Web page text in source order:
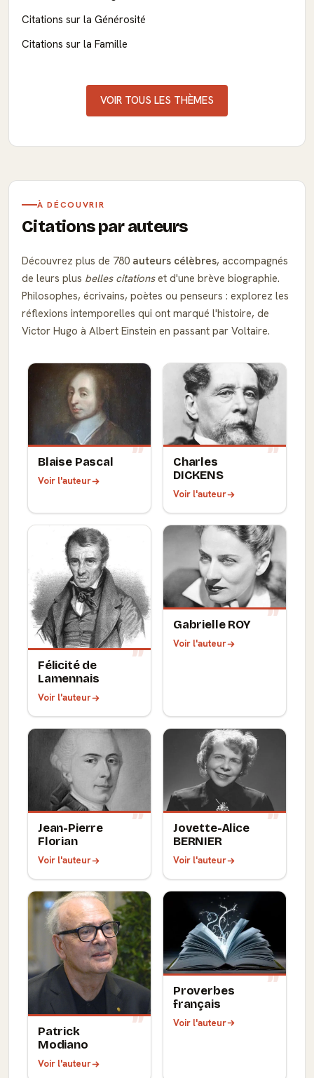
Citations sur la Générosité
Citations sur la Famille
VOIR TOUS LES THÈMES
À DÉCOUVRIR
Citations par auteurs
Découvrez plus de 780 auteurs célèbres, accompagnés
de leurs plus belles citationset d'une brève biographie.
Philosophes, écrivains, poètes ou penseurs : explorez les
réflexions intemporelles qui ont marqué l'histoire, de
Victor Hugo à Albert Einstein en passant par Voltaire.
Blaise Pascal
Voir l'auteur
Charles
DICKENS
Voir l'auteur
Félicité de
Lamennais
Voir l'auteur
Gabrielle ROY
Voir l'auteur
Jean-Pierre
Florian
Voir l'auteur
Jovette-Alice
BERNIER
Voir l'auteur
Patrick
Modiano
Voir l'auteur
Proverbes
français
Voir l'auteur